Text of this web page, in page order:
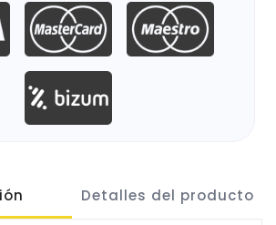
Detalles del producto